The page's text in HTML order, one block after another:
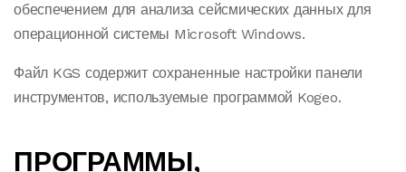
обеспечением для анализа сейсмических данных для
операционной системы Microsoft Windows.
Файл KGS содержит сохраненные настройки панели
инструментов, используемые программой Kogeo.
ПРОГРАММЫ,